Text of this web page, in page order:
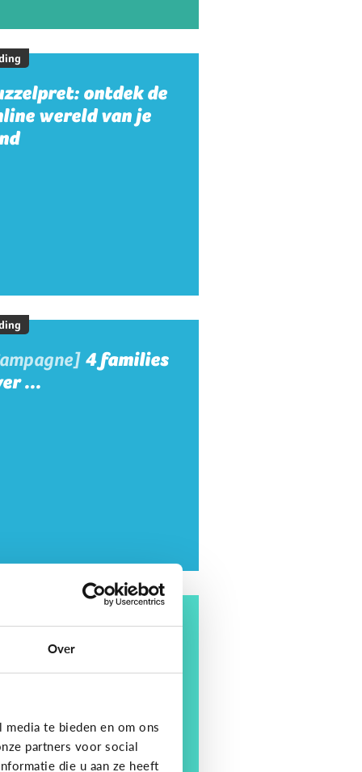
Over
te bieden en om ons
partners voor social
die u aan ze heeft
ontdek de
wereld van je
4 families
...
in een digitale